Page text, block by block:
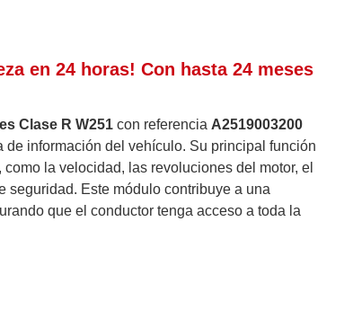
en 24 horas! Con hasta 24 meses
Clase R W251 con referencia A2519003200
información del vehículo. Su principal función
la velocidad, las revoluciones del motor, el
seguridad. Este módulo contribuye a una
que el conductor tenga acceso a toda la